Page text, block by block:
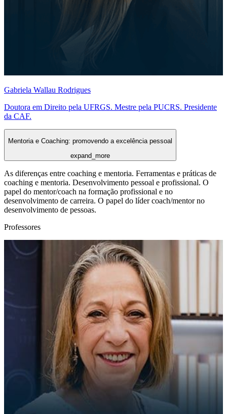
Gabriela Wallau Rodrigues
Doutora em Direito pela UFRGS. Mestre pela PUCRS. Presidente
da CAF.
Mentoria e Coaching: promovendo a excelência pessoal
expand_more
As diferenças entre coaching e mentoria. Ferramentas e práticas de
coaching e mentoria. Desenvolvimento pessoal e profissional. O
papel do mentor/coach na formação profissional e no
desenvolvimento de carreira. O papel do líder coach/mentor no
desenvolvimento de pessoas.
Professores